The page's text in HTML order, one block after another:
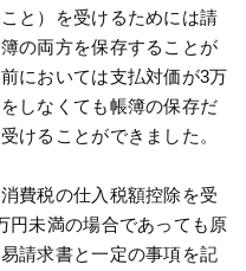
と）を受けるためには請
の両方を保存することが
においては支払対価が3万
しなくても帳簿の保存だ
けることができました。
費税の仕入税額控除を受
円未満の場合であっても原
請求書と一定の事項を記